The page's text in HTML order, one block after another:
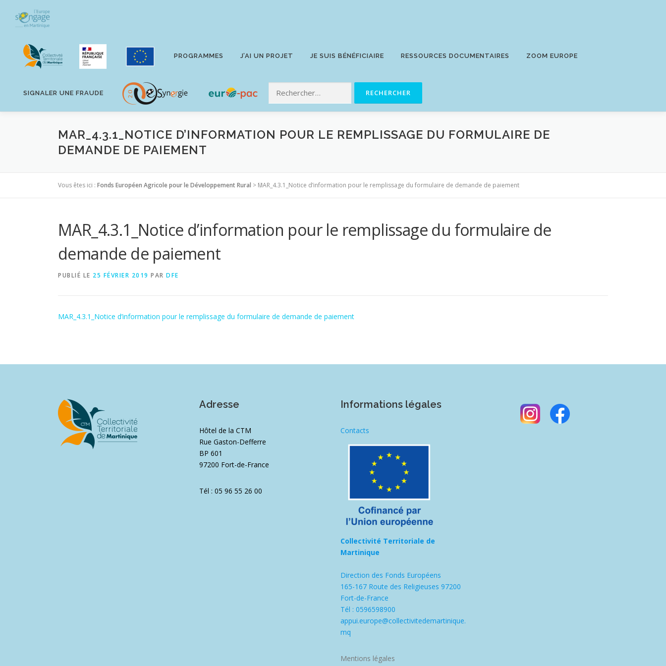
contenu
PROGRAMMES J’AI UN PROJET JE SUIS BÉNÉFICIAIRE RESSOURCES DOCUMENTAIRES ZOOM EUROPE
SIGNALER UNE FRAUDE
MAR_4.3.1_NOTICE D’INFORMATION POUR LE REMPLISSAGE DU FORMULAIRE DE
DEMANDE DE PAIEMENT
Vous êtes ici : Fonds Européen Agricole pour le Développement Rural > MAR_4.3.1_Notice d’information pour le remplissage du formulaire de demande de paiement
MAR_4.3.1_Notice d’information pour le remplissage du formulaire de
demande de paiement
PUBLIÉ LE 25 FÉVRIER 2019 PAR DFE
MAR_4.3.1_Notice d’information pour le remplissage du formulaire de demande de paiement
Adresse
Hôtel de la CTM
Rue Gaston-Defferre
BP 601
97200 Fort-de-France
Tél : 05 96 55 26 00
Informations légales
Contacts
Collectivité Territoriale de
Martinique
Direction des Fonds Européens
165-167 Route des Religieuses 97200
Fort-de-France
Tél : 0596598900
appui.europe@collectivitedemartinique.
mq
Mentions légales